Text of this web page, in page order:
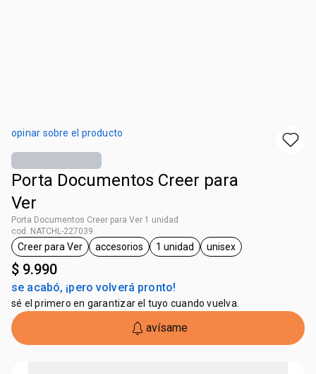
opinar sobre el producto
Porta Documentos Creer para
Ver
Porta Documentos Creer para Ver 1 unidad
cod. NATCHL-227039
general.tag Creer para Ver
Creer para Ver
general.tag accesorios
accesorios
general.tag 1 unidad
1 unidad
general.tag unisex
unisex
$ 9.990
se acabó, ¡pero volverá pronto!
sé el primero en garantizar el tuyo cuando vuelva.
avísame